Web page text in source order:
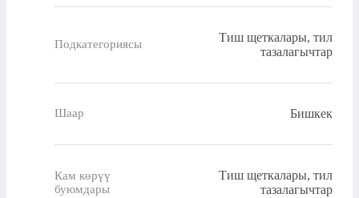
Подкатегориясы
Тиш щеткалары, тил
тазалагычтар
Шаар Бишкек
Кам көрүү
буюмдары
Тиш щеткалары, тил
тазалагычтар